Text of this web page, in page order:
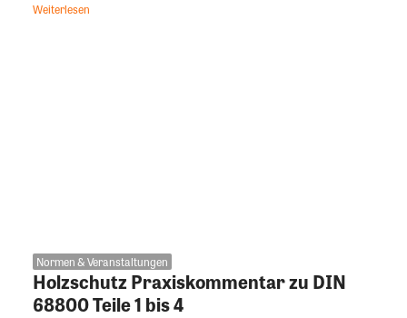
Weiterlesen
Normen & Veranstaltungen
Holzschutz Praxiskommentar zu DIN
68800 Teile 1 bis 4